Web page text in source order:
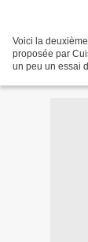
Voici la
proposée par
un peu un essai